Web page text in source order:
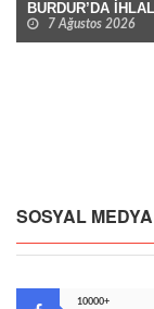
BURDUR’DA
7 Ağustos 2026
SOSYAL MEDYA
10000+